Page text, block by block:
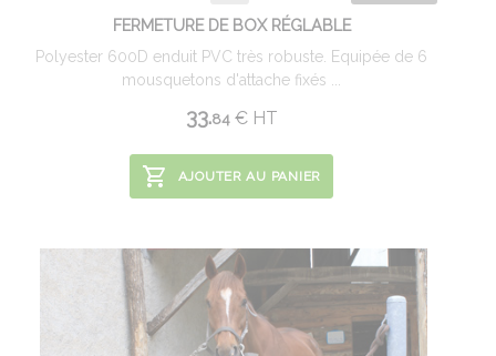
FERMETURE DE BOX RÉGLABLE
Polyester 600D enduit PVC très robuste. Equipée de 6
mousquetons d'attache fixés ...
33.84 €HT
AJOUTER AU PANIER